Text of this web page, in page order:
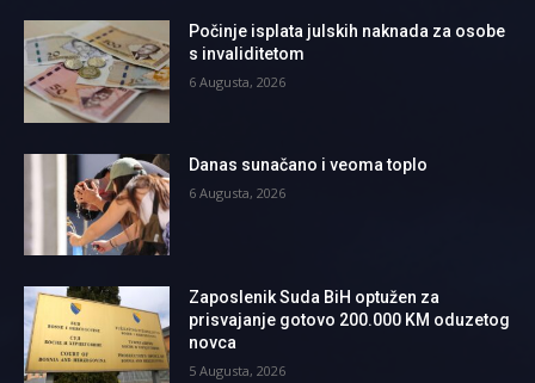
Počinje isplata julskih naknada za osobe
s invaliditetom
6 Augusta, 2026
Danas sunačano i veoma toplo
6 Augusta, 2026
Zaposlenik Suda BiH optužen za
prisvajanje gotovo 200.000 KM oduzetog
novca
5 Augusta, 2026